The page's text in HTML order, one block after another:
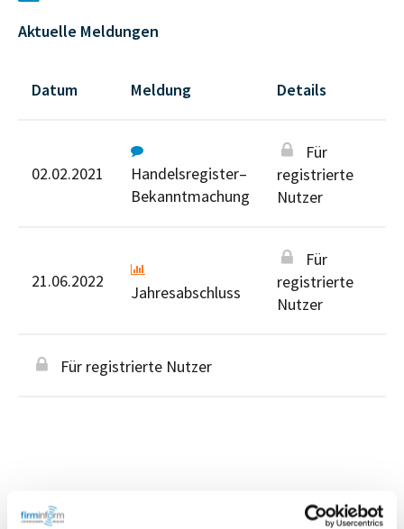
Aktuelle Meldungen
Datum Meldung Details
02.02.2021
Handelsregister–
Bekanntmachung
Für
registrierte
Nutzer
21.06.2022
Jahresabschluss
Für
registrierte
Nutzer
Für registrierte Nutzer
Personen im Unternehmen